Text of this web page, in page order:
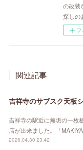
の改装
探しの
フ
関連記事
吉祥寺のサブスク天板
吉祥寺の駅近に無垢の一枚
店が出来ました。「
2026.04.30 23:42